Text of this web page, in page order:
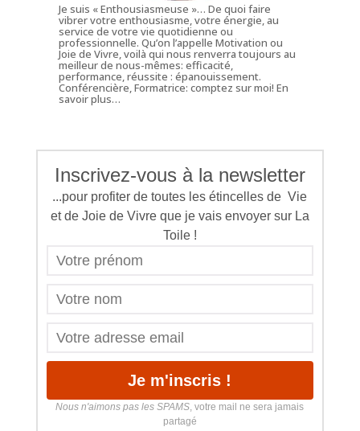
Je suis « Enthousiasmeuse »… De quoi faire
vibrer votre enthousiasme, votre énergie, au
service de votre vie quotidienne ou
professionnelle. Qu’on l’appelle Motivation ou
Joie de Vivre, voilà qui nous renverra toujours au
meilleur de nous-mêmes: efficacité,
performance, réussite : épanouissement.
Conférencière, Formatrice: comptez sur moi!En
savoir plus…
Inscrivez-vous à la newsletter
...pour profiter de toutes les étincelles de Vie
et de Joie de Vivre que je vais envoyer sur La
Toile !
Nous n'aimons pas les SPAMS , votre mail ne sera jamais
partagé